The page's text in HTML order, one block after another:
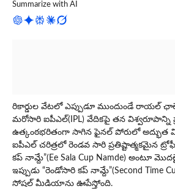
Summarize with AI
రికార్డుల వేటలో ఎప్పుడూ ముందుండే రాయల్
మరోసారి ఐపీఎల్(IPL) వేదికపై తన విశ్వరూపాన్ని
ఉత్కంఠభరితంగా సాగిన ఫైనల్ పోరులో
ఐపీఎల్ చరిత్రలో రెండవ సారి ప్రతిష్టాత్మకమైన
కప్ నామ్దే”(Ee Sala Cup Namde) అంటూ
ఇప్పుడు “రెండోసారి కప్ నామ్దే”(Second Time
సోషల్ మీడియాను ఊపేస్తోంది.